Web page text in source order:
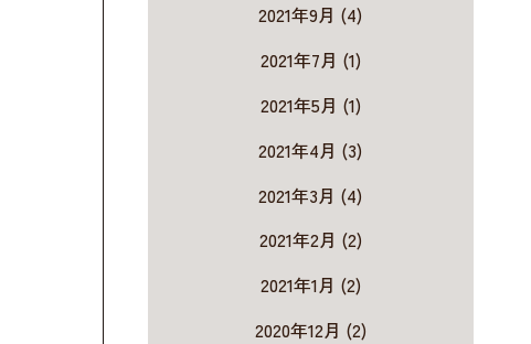
2021年9月 (4)
2021年7月 (1)
2021年5月 (1)
2021年4月 (3)
2021年3月 (4)
2021年2月 (2)
2021年1月 (2)
2020年12月 (2)